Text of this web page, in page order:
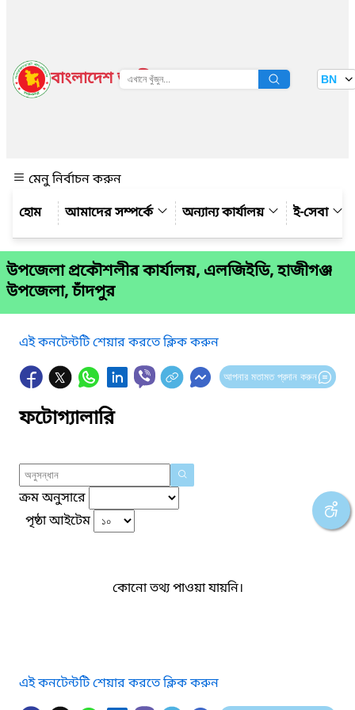
বাংলাদেশ জাতীয় তথ্য বাতায়ন BN
মেনু নির্বাচন করুন
আমাদের সম্পর্কে
অন্যান্য কার্যালয় ই-সেবা
উপজেলা প্রকৌশলীর কার্যালয়, এলজিইডি, হাজীগঞ্জ
উপজেলা, চাঁদপুর
এই কনটেন্টটি শেয়ার করতে ক্লিক করুন
আপনার মতামত প্রদান করুন
ফটোগ্যালারি
ক্রম অনুসারে
পৃষ্ঠা আইটেম
কোনো তথ্য পাওয়া যায়নি।
এই কনটেন্টটি শেয়ার করতে ক্লিক করুন